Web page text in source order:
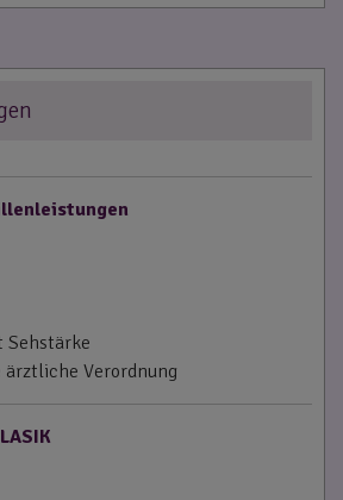
ärztliche Verordnung